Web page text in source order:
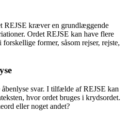
REJSE kræver en grundlæggende
Ordet REJSE kan have flere
former, såsom rejser, rejste,
svar. I tilfælde af REJSE kan
hvor ordet bruges i krydsordet.
eller noget andet?